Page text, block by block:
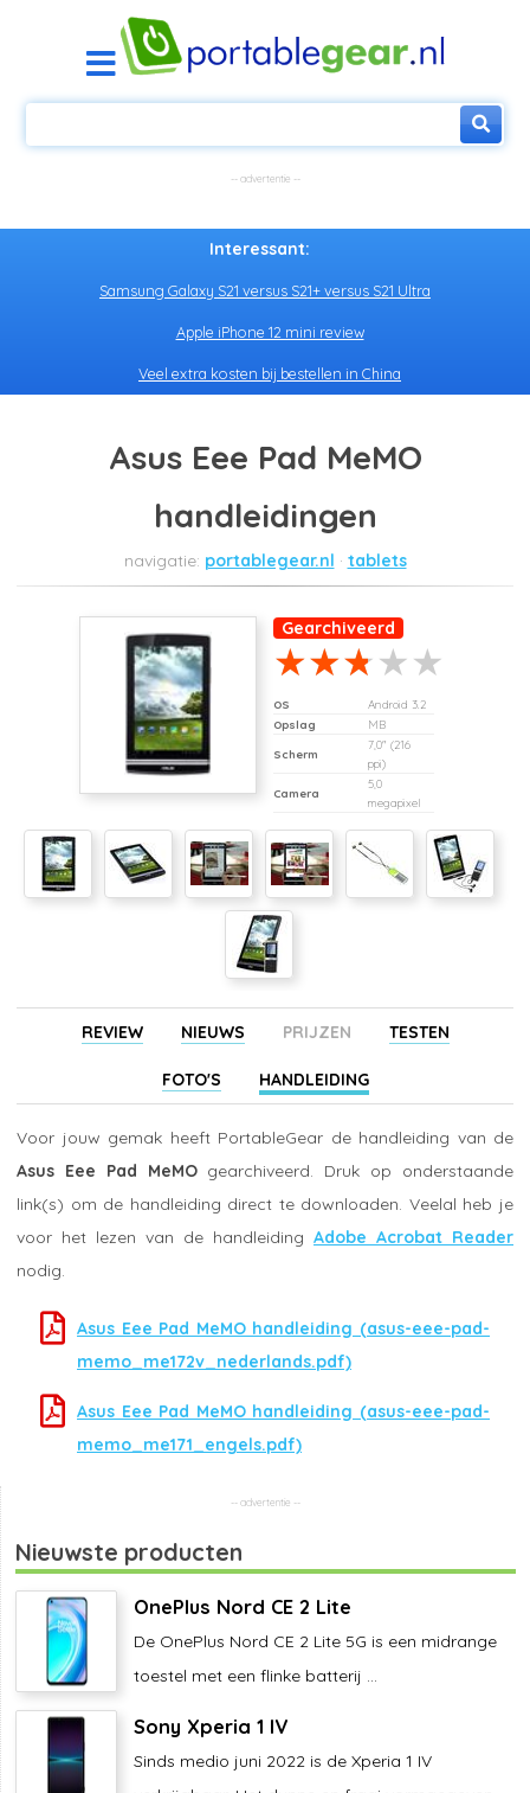
Interessant:
Samsung Galaxy S21 versus S21+ versus S21 Ultra
Apple iPhone 12 mini review
Veel extra kosten bij bestellen in China
Asus Eee Pad MeMO
handleidingen
portablegear.nl tablets
Gearchiveerd
OS
Android 3.2
Opslag
MB
Scherm
7,0" (216
ppi)
Camera
5,0
megapixel
REVIEW NIEUWS PRIJZEN TESTEN
FOTO'S HANDLEIDING
Voor jouw gemak heeft PortableGear de handleiding van de
Asus Eee Pad MeMOgearchiveerd. Druk op onderstaande
link(s) om de handleiding direct te downloaden. Veelal heb je
voor het lezen van de handleiding Adobe Acrobat Reader
nodig.
Asus Eee Pad MeMO handleiding (asus-eee-pad-
memo_me172v_nederlands.pdf)
Asus Eee Pad MeMO handleiding (asus-eee-pad-
memo_me171_engels.pdf)
Nieuwste producten
OnePlus Nord CE 2 Lite
De OnePlus Nord CE 2 Lite 5G is een midrange
toestel met een flinke batterij ...
Sony Xperia 1 IV
Sinds medio juni 2022 is de Xperia 1 IV